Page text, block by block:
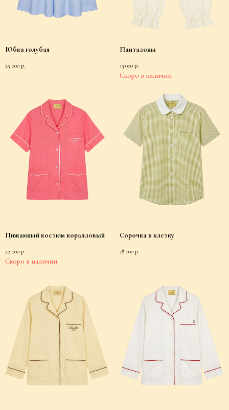
Юбка голубая
25 000 р.
Панталоны
13 000 р.
Пижамный костюм коралловый
22 000 р.
Сорочка в клетку
18 000 р.
For Customers
Public Offer Agreement
Privacy Policy
Consent to Receive Informational Emails
Delivery and Returns
Contacts